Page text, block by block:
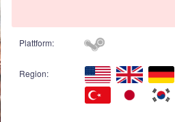
Plattform:
Region: